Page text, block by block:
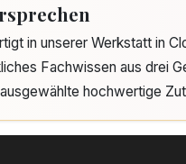
in unserer Werkstatt in
Fachwissen aus drei
hochwertige